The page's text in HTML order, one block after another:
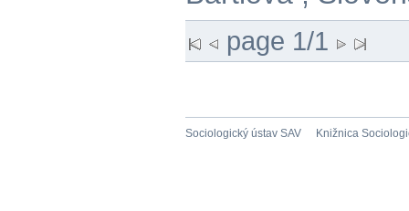
page 1/1
Sociologický ústav SAV Knižnica